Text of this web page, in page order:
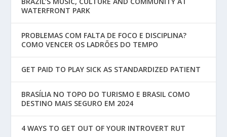
WATERFRONT PARK
PROBLEMAS COM FALTA DE FOCO E DISCIPLINA?
COMO VENCER OS LADRÕES DO TEMPO
GET PAID TO PLAY SICK AS STANDARDIZED PATIENT
BRASÍLIA NO TOPO DO TURISMO E BRASIL COMO
DESTINO MAIS SEGURO EM 2024
4 WAYS TO GET OUT OF YOUR INTROVERT RUT